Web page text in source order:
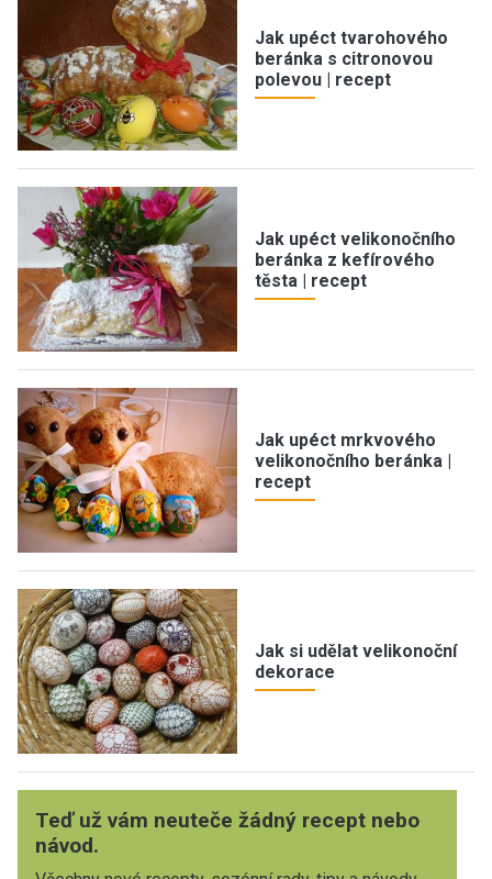
Jak upéct tvarohového
beránka s citronovou
polevou | recept
Jak upéct velikonočního
beránka z kefírového
těsta | recept
Jak upéct mrkvového
velikonočního beránka |
recept
Jak si udělat velikonoční
dekorace
Teď už vám neuteče žádný recept nebo
návod.